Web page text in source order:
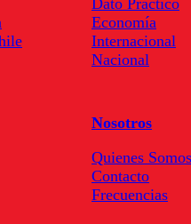
Dato Practico
Economía
Internacional
Nacional
Nosotros
Quienes Somos
Contacto
Frecuencias